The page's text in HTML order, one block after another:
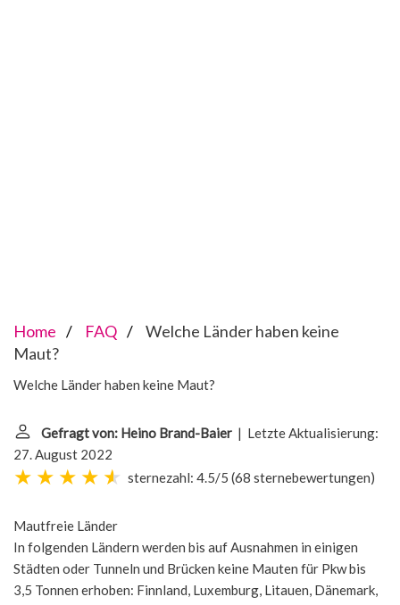
Home FAQ
Welche Länder haben keine
Maut?
Welche Länder haben keine Maut?
Gefragt von: Heino Brand-Baier | Letzte Aktualisierung:
27. August 2022
sternezahl: 4.5/5 (68 sternebewertungen)
Mautfreie Länder
In folgenden Ländern werden bis auf Ausnahmen in einigen
Städten oder Tunneln und Brücken keine Mauten für Pkw bis
3,5 Tonnen erhoben: Finnland, Luxemburg, Litauen, Dänemark,